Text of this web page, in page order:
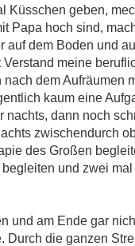
Küsschen geben,
Papa hoch sind,
dem Boden und
meine
dem Aufräumen
kaum eine
dann noch
zwischendurch
des Großen
und zwei
und am Ende gar
die ganzen